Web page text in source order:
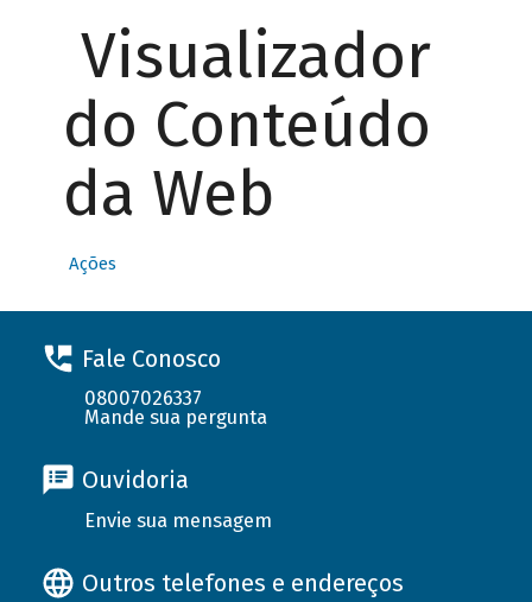
Visualizador
do Conteúdo
da Web
Ações
Fale Conosco
08007026337
Mande sua pergunta
Ouvidoria
Envie sua mensagem
Outros telefones e endereços